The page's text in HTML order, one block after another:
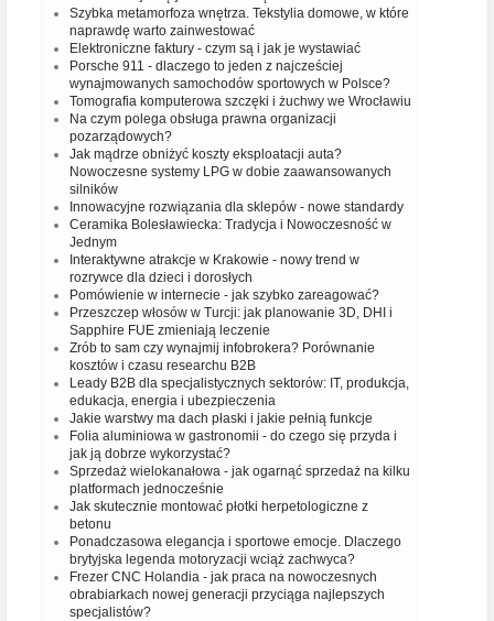
Szybka metamorfoza wnętrza. Tekstylia domowe, w które
naprawdę warto zainwestować
Elektroniczne faktury - czym są i jak je wystawiać
Porsche 911 - dlaczego to jeden z najcześciej
wynajmowanych samochodów sportowych w Polsce?
Tomografia komputerowa szczęki i żuchwy we Wrocławiu
Na czym polega obsługa prawna organizacji
pozarządowych?
Jak mądrze obniżyć koszty eksploatacji auta?
Nowoczesne systemy LPG w dobie zaawansowanych
silników
Innowacyjne rozwiązania dla sklepów - nowe standardy
Ceramika Bolesławiecka: Tradycja i Nowoczesność w
Jednym
Interaktywne atrakcje w Krakowie - nowy trend w
rozrywce dla dzieci i dorosłych
Pomówienie w internecie - jak szybko zareagować?
Przeszczep włosów w Turcji: jak planowanie 3D, DHI i
Sapphire FUE zmieniają leczenie
Zrób to sam czy wynajmij infobrokera? Porównanie
kosztów i czasu researchu B2B
Leady B2B dla specjalistycznych sektorów: IT, produkcja,
edukacja, energia i ubezpieczenia
Jakie warstwy ma dach płaski i jakie pełnią funkcje
Folia aluminiowa w gastronomii - do czego się przyda i
jak ją dobrze wykorzystać?
Sprzedaż wielokanałowa - jak ogarnąć sprzedaż na kilku
platformach jednocześnie
Jak skutecznie montować płotki herpetologiczne z
betonu
Ponadczasowa elegancja i sportowe emocje. Dlaczego
brytyjska legenda motoryzacji wciąż zachwyca?
Frezer CNC Holandia - jak praca na nowoczesnych
obrabiarkach nowej generacji przyciąga najlepszych
specjalistów?